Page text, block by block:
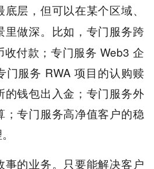
层，但可以在某个区域、
里做深。 比如，专门服务跨
付款；专门服务 Web3 企
门服务 RWA 项目的认购赎
的钱包出入金；专门服务外
；专门服务高净值客户的稳
事的业务。只要能解决客户